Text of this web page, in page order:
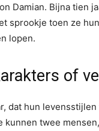
Damian. Bijna tien
sprookje toen ze
lopen.
of
dat hun
kunnen twee